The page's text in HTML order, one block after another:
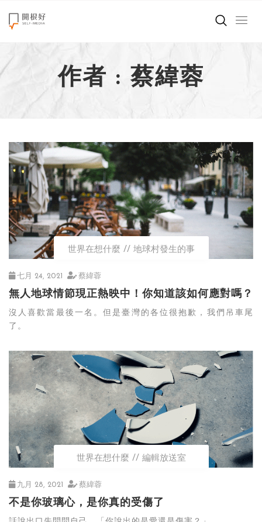
來點正能量
世界在想什麼
創造美好生活
職場商業經濟
影片專區
關於我們
作者 : 蔡緯蓉
世界在想什麼 地球村發生的事
七月 24, 2021 蔡緯蓉
無人地球情節現正熱映中！你知道該如何應對嗎？
沒人喜歡當最後一名。但是臺灣的各位很抱歉，我們吊車尾
了。
世界在想什麼 編輯放送室
九月 28, 2021 蔡緯蓉
不是你玻璃心，是你真的受傷了